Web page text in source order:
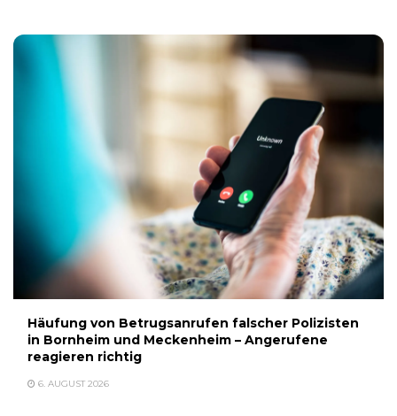
Häufung von Betrugsanrufen falscher Polizisten
in Bornheim und Meckenheim – Angerufene
reagieren richtig
6. AUGUST 2026